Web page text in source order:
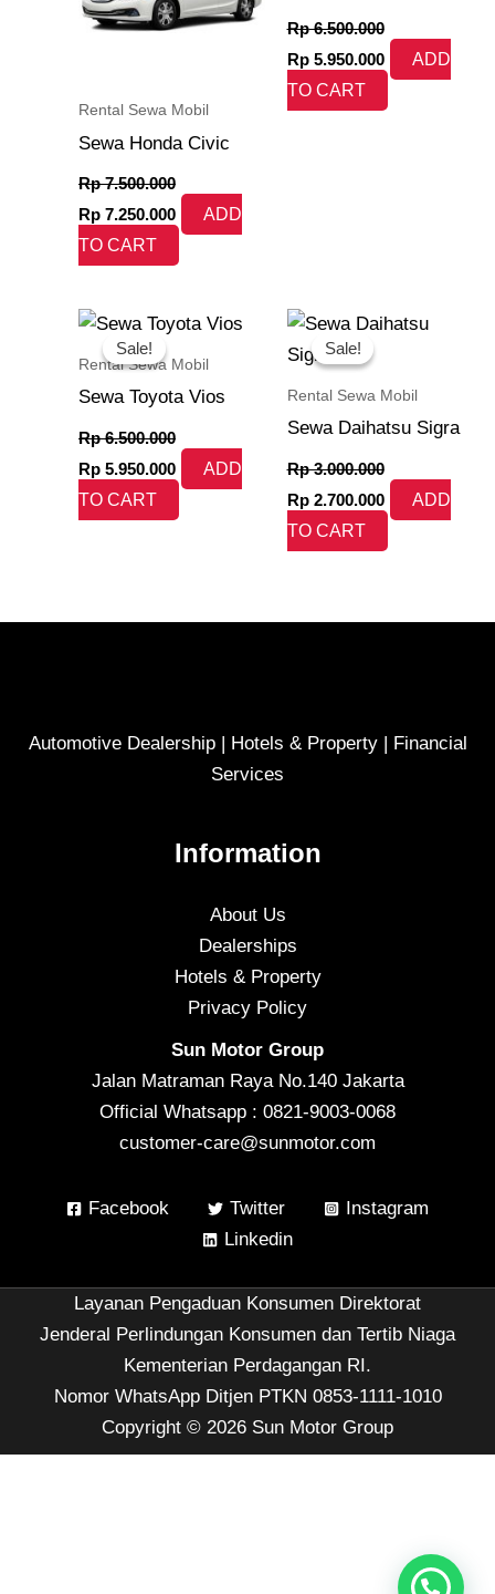
Rental Sewa Mobil
Sewa Honda Civic
Rp7.500.000
Rp 7.250.000
ADD
TO CART
Rp6.500.000
Rp5.950.000
ADD
TO CART
Sale!
Sale!
Rental Sewa Mobil
Sewa Toyota Vios
Rp6.500.000
Original
was:
Rp 5.950.000
Current
is:
ADD
TO CART
Sale!
Sale!
Rental Sewa Mobil
Sewa Daihatsu Sigra
Rp3.000.000
Original
was:
Rp2.700.000
Current
ADD
TO CART
Automotive Dealership | Hotels & Property | Financial
Services
Information
About Us
Dealerships
Hotels & Property
Privacy Policy
Sun Motor Group
Jalan Matraman Raya No.140 Jakarta
Official Whatsapp : 0821-9003-0068
customer-care@sunmotor.com
Facebook Twitter
Instagram
Linkedin
Layanan Pengaduan Konsumen Direktorat
Jenderal Perlindungan Konsumen dan Tertib Niaga
Kementerian Perdagangan RI.
Nomor WhatsApp Ditjen PTKN 0853-1111-1010
Copyright © 2026 Sun Motor Group